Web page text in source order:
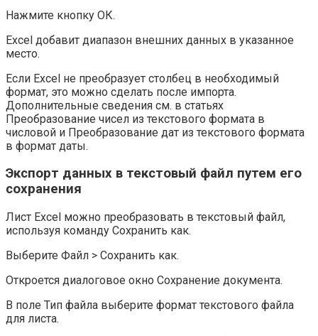
Нажмите кнопку ОК.
Excel добавит диапазон внешних данных в указанное
место.
Если Excel не преобразует столбец в необходимый
формат, это можно сделать после импорта.
Дополнительные сведения см. в статьях
Преобразование чисел из текстового формата в
числовой и Преобразование дат из текстового формата
в формат даты.
Экспорт данных в текстовый файл путем его
сохранения
Лист Excel можно преобразовать в текстовый файл,
используя команду Сохранить как.
Выберите Файл > Сохранить как.
Откроется диалоговое окно Сохранение документа.
В поле Тип файла выберите формат текстового файла
для листа.